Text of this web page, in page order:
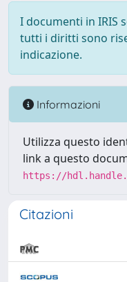
I documenti in IRIS
tutti i diritti sono
indicazione.
Informazioni
Utilizza questo
link a questo
https://
Citazioni